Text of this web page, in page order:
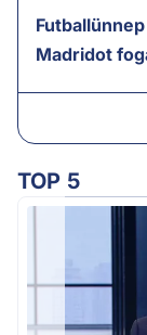
Madridot
TOP 5